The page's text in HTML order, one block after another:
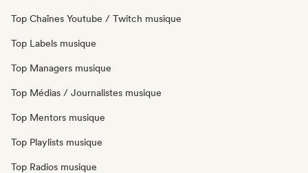
Top Chaînes Youtube / Twitch musique
Top Labels musique
Top Managers musique
Top Médias / Journalistes musique
Top Mentors musique
Top Playlists musique
Top Radios musique